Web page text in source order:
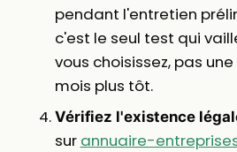
pendant l'entretien
c'est le seul test qui
vous choisissez, pas
mois plus tôt.
Vérifiez l'existence
sur annuaire-